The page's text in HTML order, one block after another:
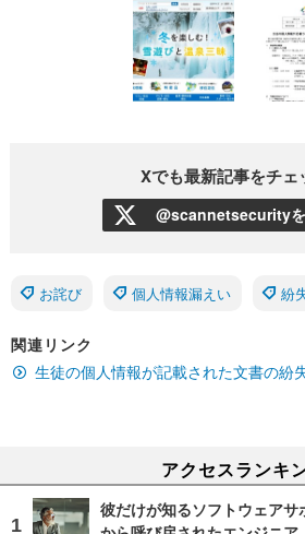
Xでも最新記事をチェ
@scannetsecurity
お詫び 個人情報漏えい 紛
関連リンク
生徒の個人情報が記載された文書の紛
アクセスランキ
彼だけが知るソフトウェアサ